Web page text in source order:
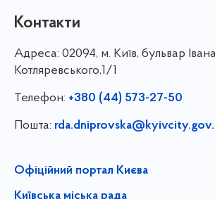
Контакти
Адреса: 02094, м. Київ, бульвар Івана
Котляревського,1/1
Телефон: +380 (44) 573-27-50
Пошта:
Офіційний портал Києва
Київська міська рада